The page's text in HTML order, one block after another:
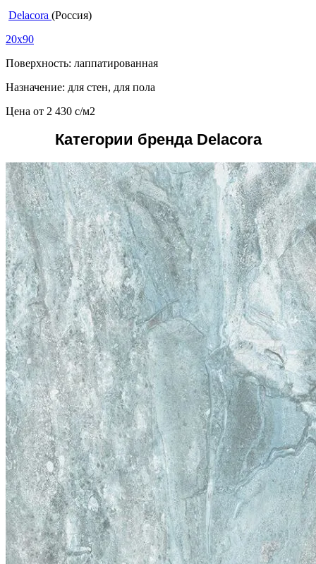
Delacora (Россия)
20x90
Поверхность: лаппатированная
Назначение: для стен, для пола
Цена от 2 430 c/м2
Категории бренда Delacora